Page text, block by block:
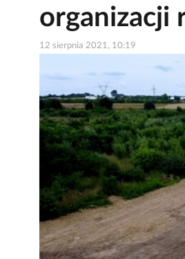
organizacji
12 sierpnia 2021, 10:19